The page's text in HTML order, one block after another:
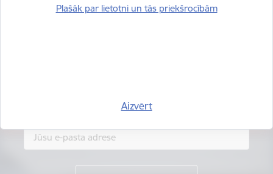
Plašāk par lietotni un tās priekšrocībām
Aizvērt
Sniegt atsauksmi
Piesakies jaunumu saņemšanai savā e-pastā.